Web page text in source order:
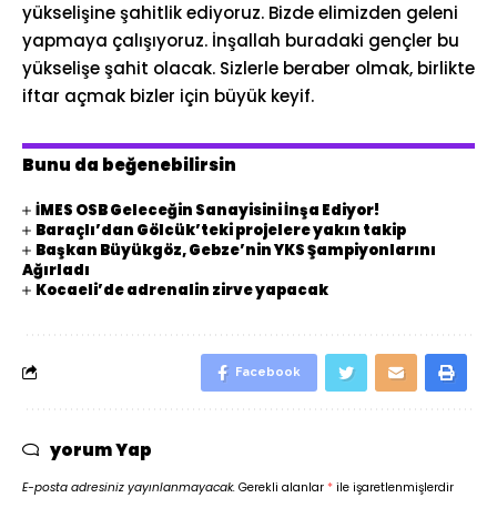
yükselişine şahitlik ediyoruz. Bizde elimizden geleni
yapmaya çalışıyoruz. İnşallah buradaki gençler bu
yükselişe şahit olacak. Sizlerle beraber olmak, birlikte
iftar açmak bizler için büyük keyif.
Bunu da beğenebilirsin
İMES OSB Geleceğin Sanayisini İnşa Ediyor!
Baraçlı’dan Gölcük’teki projelere yakın takip
Başkan Büyükgöz, Gebze’nin YKS Şampiyonlarını
Ağırladı
Kocaeli’de adrenalin zirve yapacak
Facebook
yorum Yap
E-posta adresiniz yayınlanmayacak. Gerekli alanlar * ile işaretlenmişlerdir